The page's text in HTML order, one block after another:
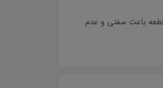
باعث سفتی و عدم